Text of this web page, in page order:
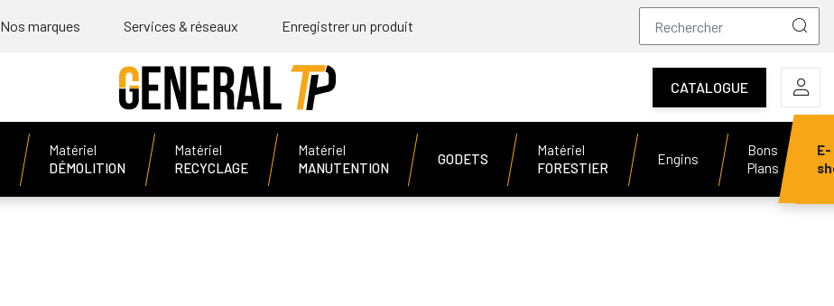
Nos marques Services & réseaux Enregistrer un produit
CATALOGUE
Matériel
DÉMOLITION
Matériel
RECYCLAGE
Matériel
MANUTENTION
GODETS
Matériel
FORESTIER
Engins
Bons
Plans
E-